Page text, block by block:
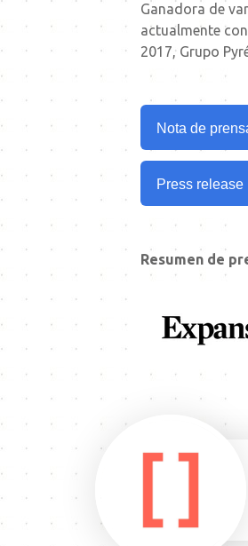
Ganadora de
actualmente
2017, Grupo
Nota de
Press release
Resumen de
15.08.25